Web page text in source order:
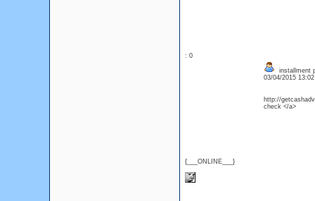
: 0
{___ONLINE___}
installment
03/04/2015
http://
check </a>